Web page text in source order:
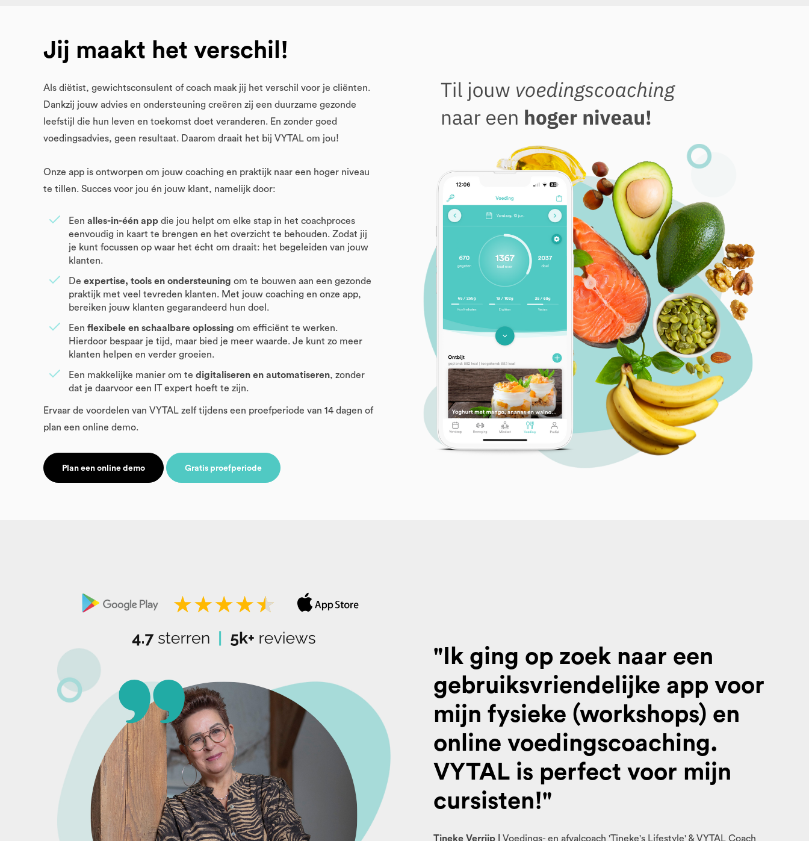
Jij maakt het verschil!
Als diëtist, gewichtsconsulent of coach maak jij het verschil voor je cliënten.
Dankzij jouw advies en ondersteuning creëren zij een duurzame gezonde
leefstijl die hun leven en toekomst doet veranderen. En zonder goed
voedingsadvies, geen resultaat. Daarom draait het bij VYTAL om jou!
Onze app is ontworpen om jouw coaching en praktijk naar een hoger niveau
te tillen. Succes voor jou én jouw klant, namelijk door:
Een alles-in-één app die jou helpt om elke stap in het coachproces
eenvoudig in kaart te brengen en het overzicht te behouden. Zodat jij
je kunt focussen op waar het écht om draait: het begeleiden van jouw
klanten.
De expertise, tools en ondersteuning om te bouwen aan een gezonde
praktijk met veel tevreden klanten. Met jouw coaching en onze app,
bereiken jouw klanten gegarandeerd hun doel.
Een flexibele en schaalbare oplossing om efficiënt te werken.
Hierdoor bespaar je tijd, maar bied je meer waarde. Je kunt zo meer
klanten helpen en verder groeien.
Een makkelijke manier om te digitaliseren en automatiseren, zonder
dat je daarvoor een IT expert hoeft te zijn.
Ervaar de voordelen van VYTAL zelf tijdens een proefperiode van 14 dagen of
plan een online demo.
Plan een online demo Gratis proefperiode
"Ik ging op zoek naar een
gebruiksvriendelijke app voor
mijn fysieke (workshops) en
online voedingscoaching.
VYTAL is perfect voor mijn
cursisten!"
Tineke Verrijp | Voedings- en afvalcoach 'Tineke's Lifestyle' & VYTAL Coach